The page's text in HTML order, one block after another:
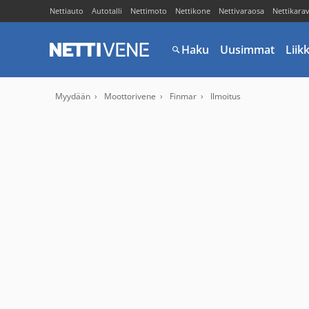
Nettiauto Autotalli Nettimoto Nettikone Nettivaraosa
Haku Uusimmat
Myydään Moottorivene Finmar Ilmoitus